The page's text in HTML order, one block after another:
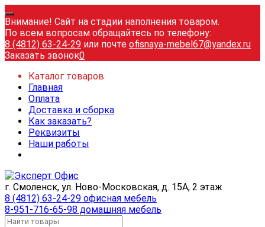
Внимание! Сайт на стадии наполнения товаром.
По всем вопросам обращайтесь по телефону:
8 (4812) 63-24-29 или почте ofisnaya-mebel67@yandex.ru
Заказать звонок0
Каталог товаров
Главная
Оплата
Доставка и сборка
Как заказать?
Реквизиты
Наши работы
г. Смоленск, ул. Ново-Московская, д. 15А, 2 этаж
8 (4812) 63-24-29 офисная мебель
8-951-716-65-98 домашняя мебель